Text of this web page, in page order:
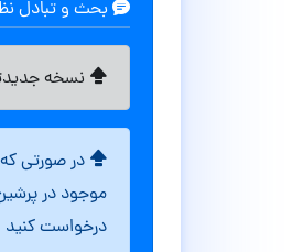
بحث و تبادل
نسخه
در صورتی
موجود در
درخواست کنید